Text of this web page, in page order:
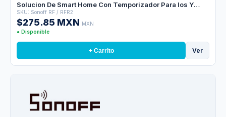
Solucion De Smart Home Con Temporizador Para Ios Y
Android Compatible Con Alexa/google Home/nest/ifttt 1CH
Wifi 2.4GHZ Hasta 10AMP Soporta Control Remoto Para
Interior De 433MHZ (modelo Remote433 No Incluido)
SKU: Sonoff RF / RFR2
$275.85 MXN MXN
● Disponible
+ Carrito Ver